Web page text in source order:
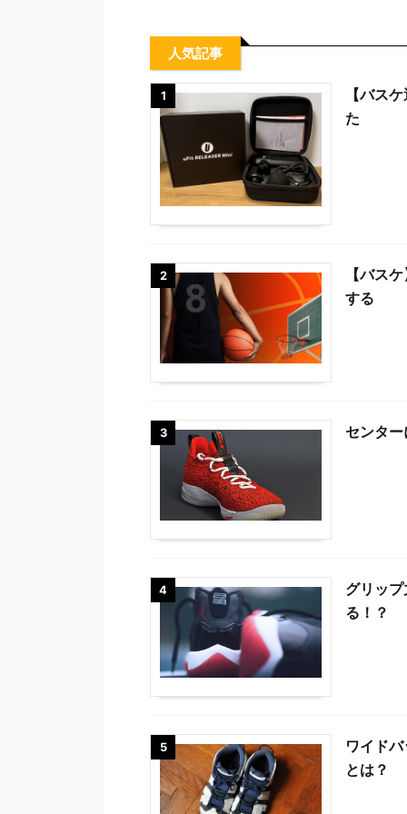
人気記事
1
【バス
た
2
【バス
する
3 センタ
4
グリッ
る！？
5
ワイド
とは？